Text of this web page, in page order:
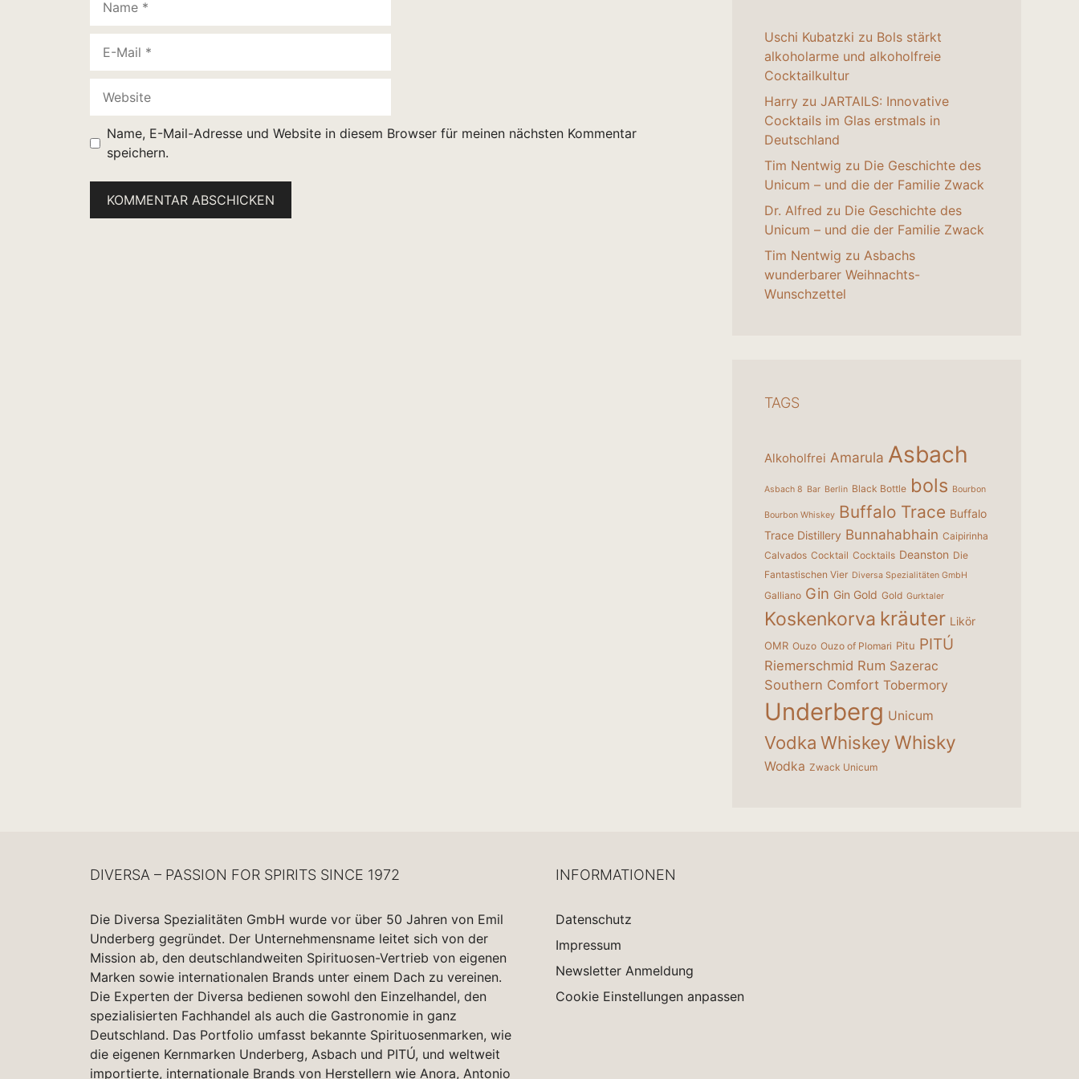
Mail
Name, E-Mail-Adresse und Website in diesem Browser für meinen nächsten Kommentar
speichern.
Uschi Kubatzki zu Bols stärkt
alkoholarme und alkoholfreie
Cocktailkultur
Harry zu JARTAILS: Innovative
Cocktails im Glas erstmals in
Deutschland
Tim Nentwig zu Die Geschichte des
Unicum – und die der Familie Zwack
Dr. Alfred zu Die Geschichte des
Unicum – und die der Familie Zwack
Tim Nentwig zu Asbachs
wunderbarer Weihnachts-
Wunschzettel
TAGS
Alkoholfrei Amarula Asbach
Asbach 8 Bar Berlin Black Bottle bols Bourbon
Bourbon Whiskey Buffalo Trace Buffalo
Trace Distillery Bunnahabhain Caipirinha
Calvados Cocktail Cocktails Deanston Die
Fantastischen Vier Diversa Spezialitäten GmbH
Galliano Gin Gin Gold Gold Gurktaler
Koskenkorva kräuter Likör
OMR Ouzo Ouzo of Plomari Pitu PITÚ
Riemerschmid Rum Sazerac
Southern Comfort Tobermory
Underberg Unicum
Vodka WhiskeyWhisky
Wodka Zwack Unicum
DIVERSA – PASSION FOR SPIRITS SINCE 1972
Die Diversa Spezialitäten GmbH wurde vor über 50 Jahren von Emil
Underberg gegründet. Der Unternehmensname leitet sich von der
Mission ab, den deutschlandweiten Spirituosen-Vertrieb von eigenen
Marken sowie internationalen Brands unter einem Dach zu vereinen.
Die Experten der Diversa bedienen sowohl den Einzelhandel, den
spezialisierten Fachhandel als auch die Gastronomie in ganz
Deutschland. Das Portfolio umfasst bekannte Spirituosenmarken, wie
die eigenen Kernmarken Underberg, Asbach und PITÚ, und weltweit
importierte, internationale Brands von Herstellern wie Anora, Antonio
INFORMATIONEN
Datenschutz
Impressum
Newsletter Anmeldung
Cookie Einstellungen anpassen